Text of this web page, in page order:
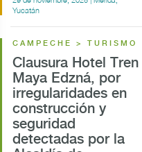
Yucatán
CAMPECHE > TURISMO
Clausura Hotel Tren
Maya Edzná, por
irregularidades en
construcción y
seguridad
detectadas por la